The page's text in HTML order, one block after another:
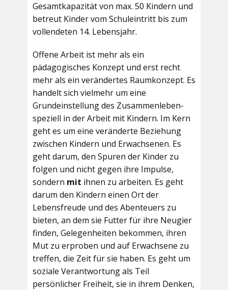
Gesamtkapazität von max. 50 Kindern und
betreut Kinder vom Schuleintritt bis zum
vollendeten 14. Lebensjahr.
Offene Arbeit ist mehr als ein
pädagogisches Konzept und erst recht
mehr als ein verändertes Raumkonzept. Es
handelt sich vielmehr um eine
Grundeinstellung des Zusammenleben-
speziell in der Arbeit mit Kindern. Im Kern
geht es um eine veränderte Beziehung
zwischen Kindern und Erwachsenen. Es
geht darum, den Spuren der Kinder zu
folgen und nicht gegen ihre Impulse,
sondern mit ihnen zu arbeiten. Es geht
darum den Kindern einen Ort der
Lebensfreude und des Abenteuers zu
bieten, an dem sie Futter für ihre Neugier
finden, Gelegenheiten bekommen, ihren
Mut zu erproben und auf Erwachsene zu
treffen, die Zeit für sie haben. Es geht um
soziale Verantwortung als Teil
persönlicher Freiheit, sie in ihrem Denken,